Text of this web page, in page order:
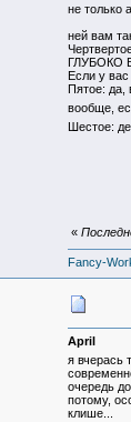
не только
ней вам
ГЛУБОКО
Если у
Пятое: да,
вообще,
Шестое:
«
Fancy-
April
я вчерась
очередь
потому,
клише...